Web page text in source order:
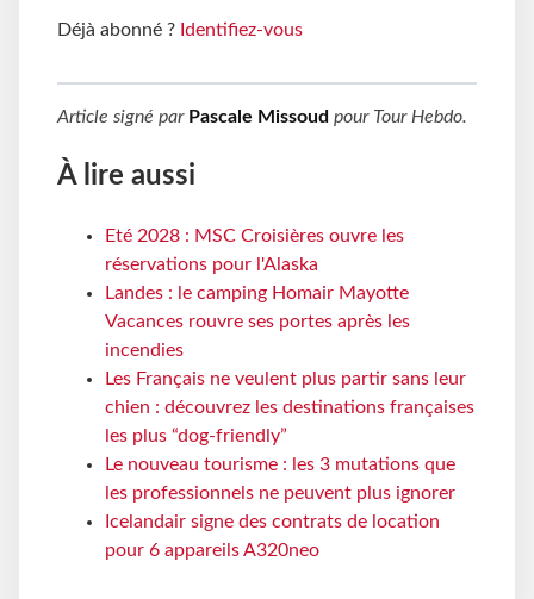
Déjà abonné ? Identifiez-vous
Article signé par Pascale Missoud pour Tour Hebdo.
À lire aussi
Eté 2028 : MSC Croisières ouvre les
réservations pour l'Alaska
Landes : le camping Homair Mayotte
Vacances rouvre ses portes après les
incendies
Les Français ne veulent plus partir sans leur
chien : découvrez les destinations françaises
les plus “dog-friendly”
Le nouveau tourisme : les 3 mutations que
les professionnels ne peuvent plus ignorer
Icelandair signe des contrats de location
pour 6 appareils A320neo